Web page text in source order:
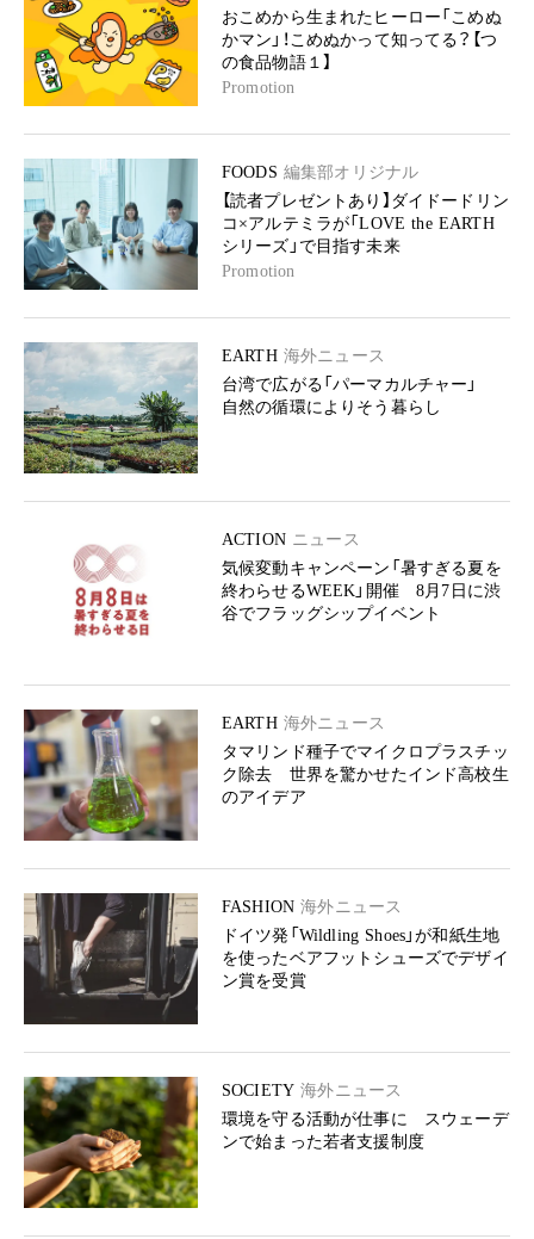
おこめから生まれたヒーロー「こめぬ
かマン」！こめぬかって知ってる？【つ
の食品物語１】
Promotion
FOODS 編集部オリジナル
【読者プレゼントあり】ダイドードリン
コ×アルテミラが「LOVE the EARTH
シリーズ」で目指す未来
Promotion
EARTH 海外ニュース
台湾で広がる「パーマカルチャー」
自然の循環によりそう暮らし
ACTION ニュース
気候変動キャンペーン「暑すぎる夏を
終わらせるWEEK」開催 8月7日に渋
谷でフラッグシップイベント
EARTH 海外ニュース
タマリンド種子でマイクロプラスチッ
ク除去 世界を驚かせたインド高校生
のアイデア
FASHION 海外ニュース
ドイツ発「Wildling Shoes」が和紙生地
を使ったベアフットシューズでデザイ
ン賞を受賞
SOCIETY 海外ニュース
環境を守る活動が仕事に スウェーデ
ンで始まった若者支援制度